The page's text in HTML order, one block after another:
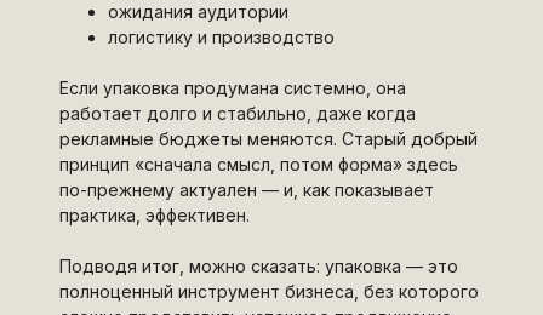
ожидания аудитории
логистику и производство
Если упаковка продумана системно, она
работает долго и стабильно, даже когда
рекламные бюджеты меняются. Старый добрый
принцип «сначала смысл, потом форма» здесь
по-прежнему актуален — и, как показывает
практика, эффективен.
Подводя итог, можно сказать: упаковка — это
полноценный инструмент бизнеса, без которого